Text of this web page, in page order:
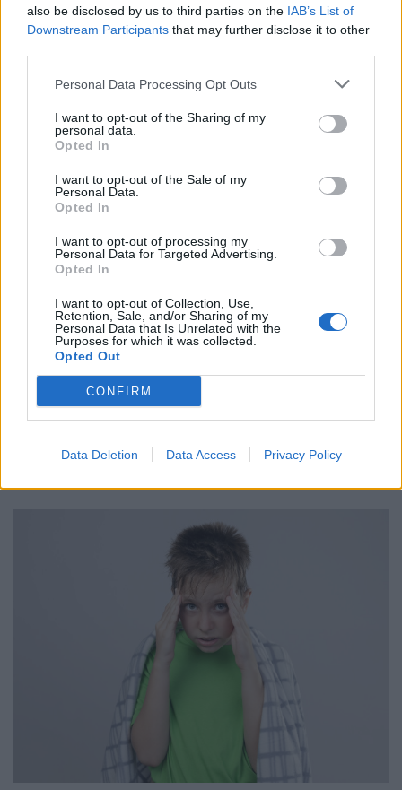
also be disclosed by us to third parties on the IAB’s List of
Downstream Participants that may further disclose it to other
Personal Data Processing Opt Outs
I want to opt-out of the Sharing of my
personal data.
Opted In
I want to opt-out of the Sale of my
Personal Data.
Opted In
I want to opt-out of processing my
Personal Data for Targeted Advertising.
Opted In
I want to opt-out of Collection, Use,
Retention, Sale, and/or Sharing of my
Personal Data that Is Unrelated with the
Purposes for which it was collected.
Opted Out
CONFIRM
Data Deletion Data Access Privacy Policy
ΥΓΕΊΑ 15/04/2025 - 15:04
δεν βουρτσίζετε καλά τα δόντια σας;
ΥΓΕΊΑ 09/04/2025 - 14:00
Σεξ και πονοκέφαλος: Eίναι περίπλοκο....